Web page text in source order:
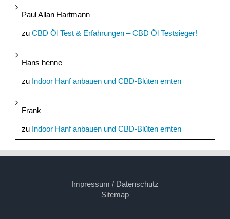
Paul Allan Hartmann
zu CBD Öl Test & Erfahrungen – CBD Öl Testsieger!
Hans henne
zu Indoor Hanf anbauen und CBD-Blüten ernten
Frank
zu Indoor Hanf anbauen und CBD-Blüten ernten
Impressum / Datenschutz
Sitemap